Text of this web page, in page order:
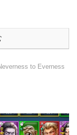
to Everness